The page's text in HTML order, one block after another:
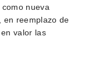
nueva
en reemplazo de
valor las